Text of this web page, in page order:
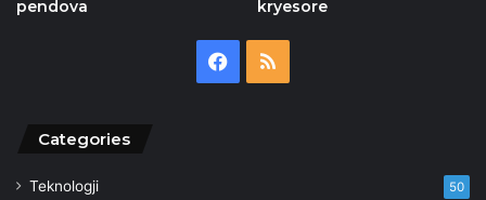
pendova
kryesore
Facebook
Categories
Teknologji 50